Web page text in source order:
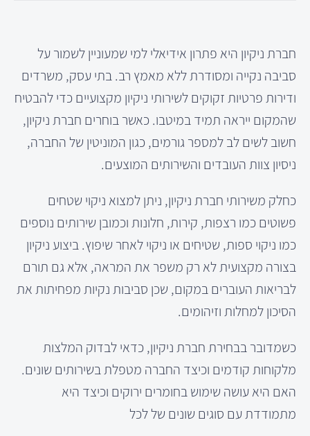
חברת ניקיון היא פתרון אידיאלי למי שמעוניין לשמור על
סביבה נקייה ומסודרת ללא מאמץ רב. בתי עסק, משרדים
ודירות פרטיות זקוקים לשירותי ניקיון מקצועיים כדי להבטיח
שהמקום ייראה תמיד במיטבו. כאשר בוחרים חברת ניקיון,
חשוב לשים לב למספר גורמים, כגון המוניטין של החברה,
ניסיון צוות העובדים והשירותים המוצעים.
כחלק משירותי חברת ניקיון, ניתן למצוא ניקוי שטחים
פשוטים כמו רצפות, קירות, חלונות וכמובן שירותים נוספים
כמו ניקוי ספות, שטיחים או ניקוי לאחר שיפוץ. ביצוע ניקיון
בצורה מקצועית לא רק משפר את המראה, אלא גם תורם
לבריאות העוברים במקום, שכן סביבות נקיות מפחיתות את
הסיכון למחלות וזיהומים.
כשמדובר בבחירת חברת ניקיון, כדאי לבדוק המלצות
מלקוחות קודמים וכיצד החברה מטפלת בשירותים שונים.
האם היא עושה שימוש בחומרים ירוקים וכיצד היא
מתמודדת עם סוגים שונים של לכל